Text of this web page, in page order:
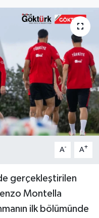
A- A+
gerçekleştirilen
Montella
ilk bölümünde